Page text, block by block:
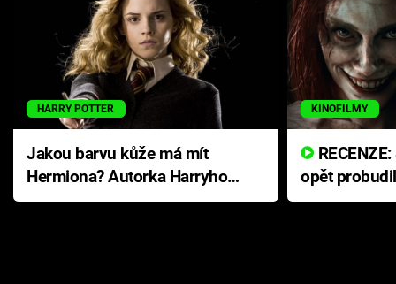
HARRY POTTER
Jakou barvu kůže má mít
Hermiona? Autorka Harryho
Pottera přišla s ráznou
KINOFILMY
opět
přichází s